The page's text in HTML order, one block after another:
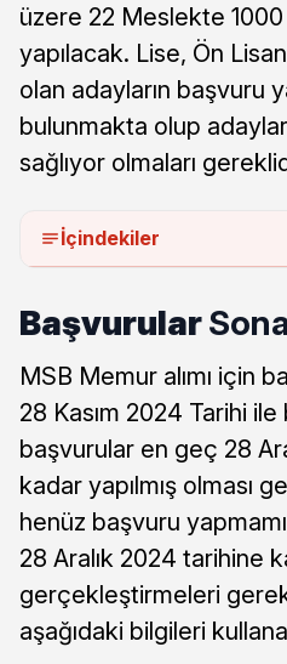
üzere 22 Meslekte 1000
yapılacak. Lise, Ön
olan adayların başvuru
bulunmakta olup
sağlıyor olmaları
İçindekiler
Başvurular
MSB Memur alımı için
28 Kasım 2024 Tarihi ile
başvurular en geç 28
kadar yapılmış olması
henüz başvuru
28 Aralık 2024 tarihine
gerçekleştirmeleri
aşağıdaki bilgileri